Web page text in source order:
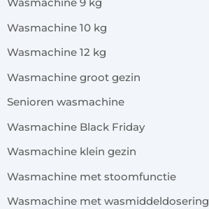
Wasmachine 9 kg
Wasmachine 10 kg
Wasmachine 12 kg
Wasmachine groot gezin
Senioren wasmachine
Wasmachine Black Friday
Wasmachine klein gezin
Wasmachine met stoomfunctie
Wasmachine met wasmiddeldosering